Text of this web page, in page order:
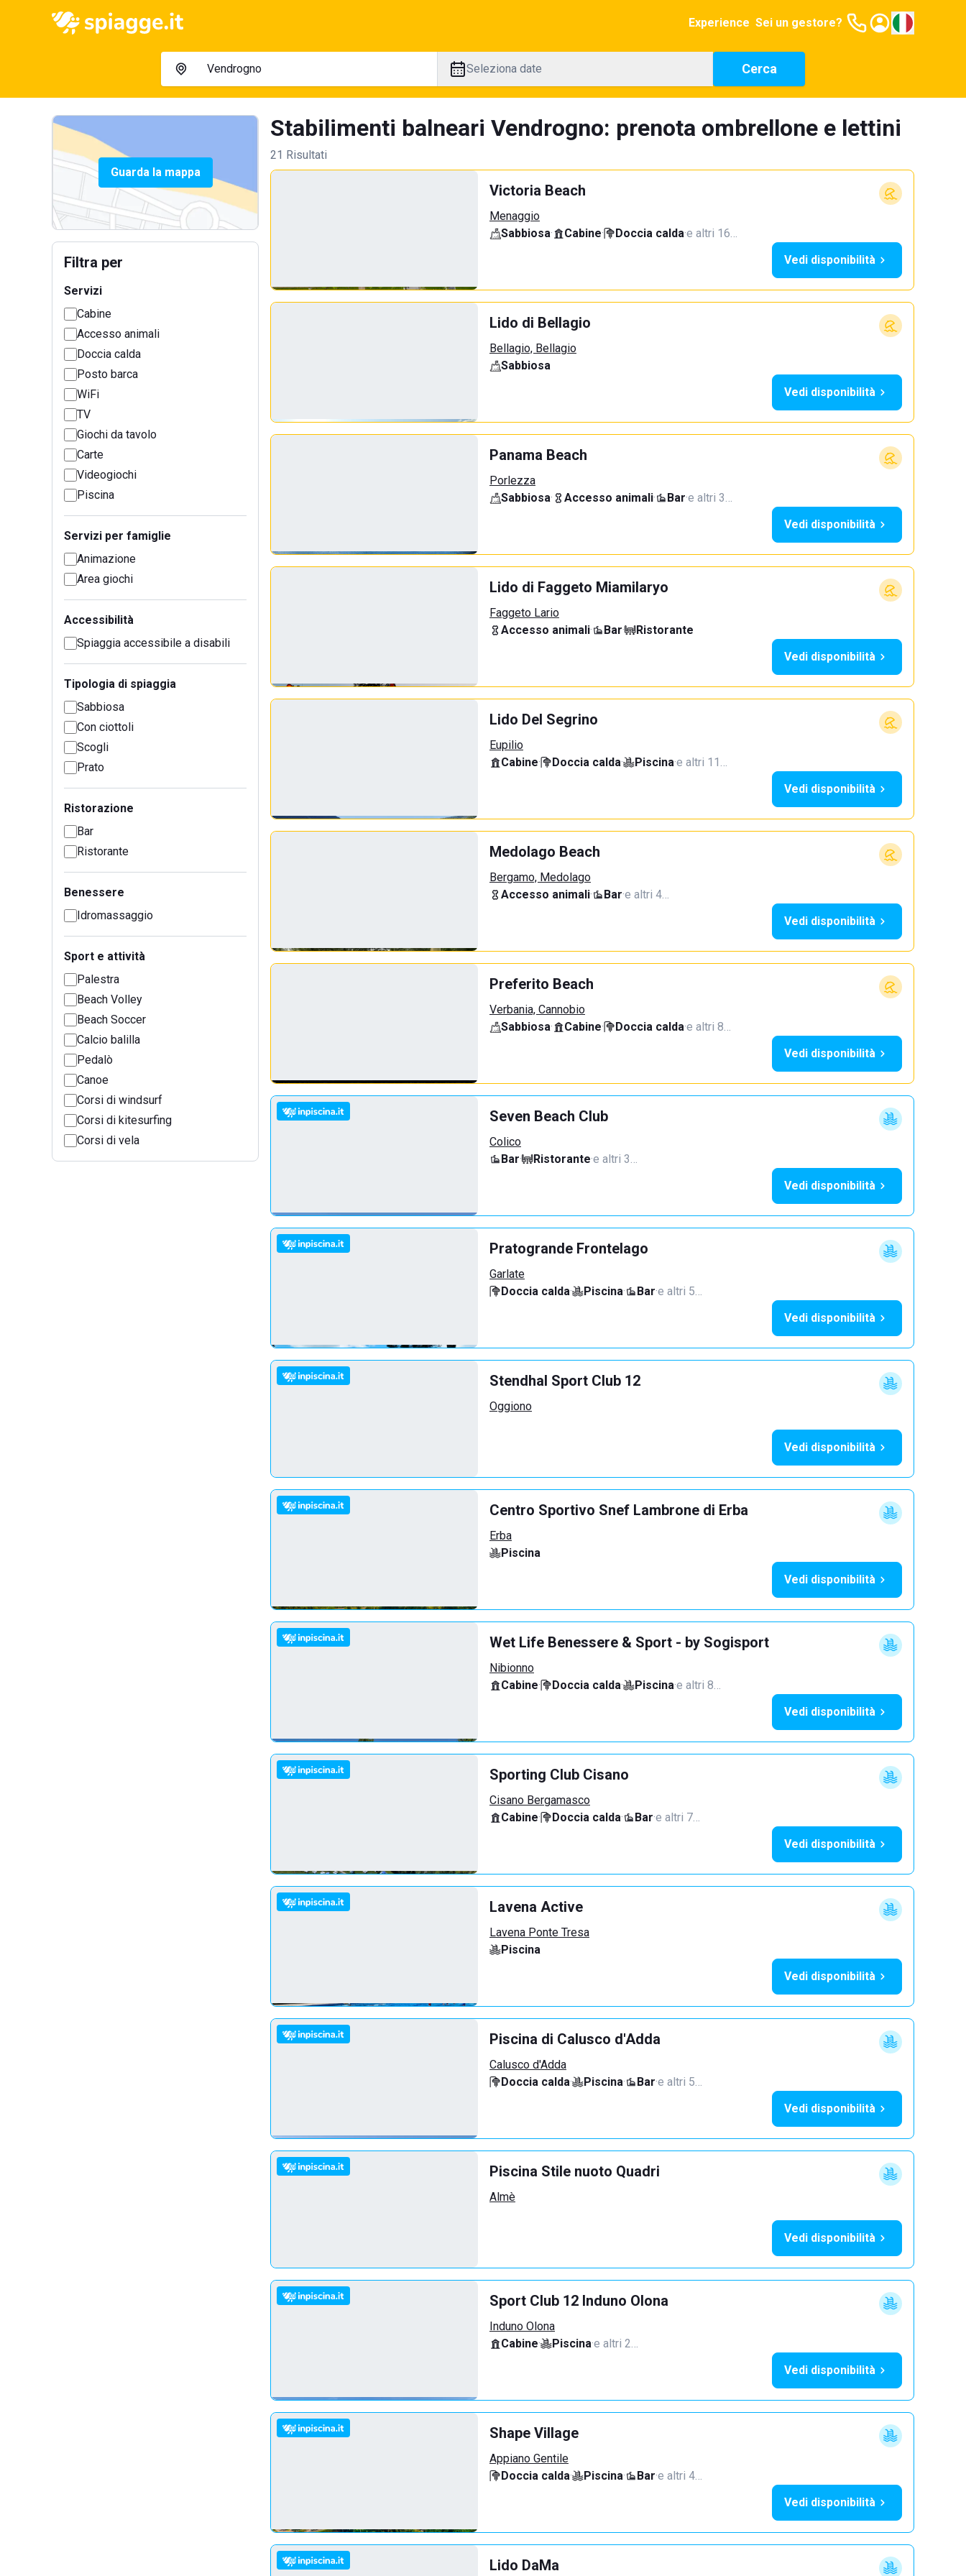
Experience Sei un gestore?
Seleziona date Cerca
Guarda la mappa
Filtra per
Servizi
Cabine
Accesso animali
Doccia calda
Posto barca
WiFi
TV
Giochi da tavolo
Carte
Videogiochi
Piscina
Servizi per famiglie
Animazione
Area giochi
Accessibilità
Spiaggia accessibile a disabili
Tipologia di spiaggia
Sabbiosa
Con ciottoli
Scogli
Prato
Ristorazione
Bar
Ristorante
Benessere
Idromassaggio
Sport e attività
Palestra
Beach Volley
Beach Soccer
Calcio balilla
Pedalò
Canoe
Corsi di windsurf
Corsi di kitesurfing
Corsi di vela
Stabilimenti balneari Vendrogno: prenota ombrellone e lettini
21 Risultati
Victoria Beach
Menaggio
Sabbiosa· Cabine· Doccia calda·e altri 16…
Vedi disponibilità
Lido di Bellagio
Bellagio, Bellagio
Sabbiosa
Vedi disponibilità
Panama Beach
Porlezza
Sabbiosa· Accesso animali· Bar·e altri 3…
Vedi disponibilità
Lido di Faggeto Miamilaryo
Faggeto Lario
Accesso animali· Bar·
Ristorante
Vedi disponibilità
Lido Del Segrino
Eupilio
Cabine· Doccia calda· Piscina·e altri 11…
Vedi disponibilità
Medolago Beach
Bergamo, Medolago
Accesso animali· Bar·e altri 4…
Vedi disponibilità
Preferito Beach
Verbania, Cannobio
Sabbiosa· Cabine· Doccia calda·e altri 8…
Vedi disponibilità
Seven Beach Club
Colico
Bar· Ristorante·e altri 3…
Vedi disponibilità
Pratogrande Frontelago
Garlate
Doccia calda· Piscina· Bar·e altri 5…
Vedi disponibilità
Stendhal Sport Club 12
Oggiono
Vedi disponibilità
Centro Sportivo Snef Lambrone di Erba
Erba
Piscina
Vedi disponibilità
Wet Life Benessere & Sport - by Sogisport
Nibionno
Cabine· Doccia calda· Piscina·e altri 8…
Vedi disponibilità
Sporting Club Cisano
Cisano Bergamasco
Cabine· Doccia calda· Bar·e altri 7…
Vedi disponibilità
Lavena Active
Lavena Ponte Tresa
Piscina
Vedi disponibilità
Piscina di Calusco d'Adda
Calusco d'Adda
Doccia calda· Piscina· Bar·e altri 5…
Vedi disponibilità
Piscina Stile nuoto Quadri
Almè
Vedi disponibilità
Sport Club 12 Induno Olona
Induno Olona
Cabine· Piscina·e altri 2…
Vedi disponibilità
Shape Village
Appiano Gentile
Doccia calda· Piscina· Bar·e altri 4…
Vedi disponibilità
Lido DaMa